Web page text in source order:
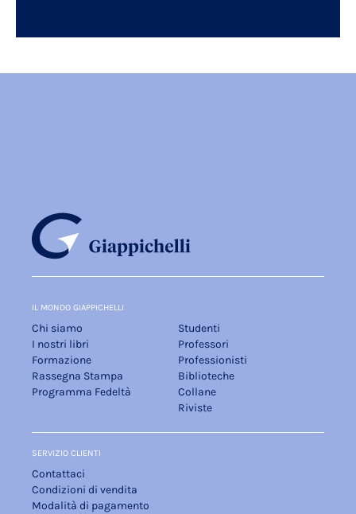
IL MONDO GIAPPICHELLI
Chi siamo
I nostri libri
Formazione
Rassegna Stampa
Programma Fedeltà
Studenti
Professori
Professionisti
Biblioteche
Collane
Riviste
SERVIZIO CLIENTI
Contattaci
Condizioni di vendita
Modalità di pagamento